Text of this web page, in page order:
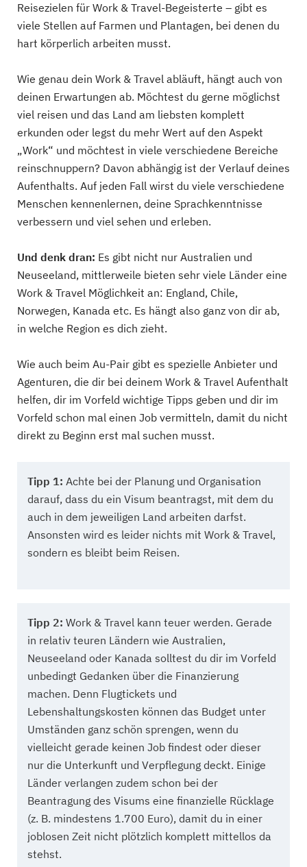
Reisezielen für Work & Travel-Begeisterte – gibt es
viele Stellen auf Farmen und Plantagen, bei denen du
hart körperlich arbeiten musst.
Wie genau dein Work & Travel abläuft, hängt auch von
deinen Erwartungen ab. Möchtest du gerne möglichst
viel reisen und das Land am liebsten komplett
erkunden oder legst du mehr Wert auf den Aspekt
„Work“ und möchtest in viele verschiedene Bereiche
reinschnuppern? Davon abhängig ist der Verlauf deines
Aufenthalts. Auf jeden Fall wirst du viele verschiedene
Menschen kennenlernen, deine Sprachkenntnisse
verbessern und viel sehen und erleben.
Und denk dran: Es gibt nicht nur Australien und
Neuseeland, mittlerweile bieten sehr viele Länder eine
Work & Travel Möglichkeit an: England, Chile,
Norwegen, Kanada etc. Es hängt also ganz von dir ab,
in welche Region es dich zieht.
Wie auch beim Au-Pair gibt es spezielle Anbieter und
Agenturen, die dir bei deinem Work & Travel Aufenthalt
helfen, dir im Vorfeld wichtige Tipps geben und dir im
Vorfeld schon mal einen Job vermitteln, damit du nicht
direkt zu Beginn erst mal suchen musst.
Tipp 1: Achte bei der Planung und Organisation
darauf, dass du ein Visum beantragst, mit dem du
auch in dem jeweiligen Land arbeiten darfst.
Ansonsten wird es leider nichts mit Work & Travel,
sondern es bleibt beim Reisen.
Tipp 2: Work & Travel kann teuer werden. Gerade
in relativ teuren Ländern wie Australien,
Neuseeland oder Kanada solltest du dir im Vorfeld
unbedingt Gedanken über die Finanzierung
machen. Denn Flugtickets und
Lebenshaltungskosten können das Budget unter
Umständen ganz schön sprengen, wenn du
vielleicht gerade keinen Job findest oder dieser
nur die Unterkunft und Verpflegung deckt. Einige
Länder verlangen zudem schon bei der
Beantragung des Visums eine finanzielle Rücklage
(z. B. mindestens 1.700 Euro), damit du in einer
joblosen Zeit nicht plötzlich komplett mittellos da
stehst.